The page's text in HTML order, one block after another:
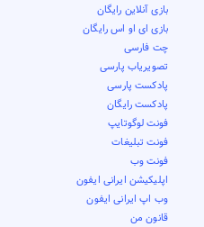
بازی آنلاین رایگان
بازی ای او اس رایگان
چت فارسی
تصویریاب پارسی
پادکست پارسی
پادکست رایگان
فونت لوگوتایپ
فونت تبلیغات
فونت وب
اپلیکیشن ایرانی ایفون
وب اپ ایرانی ایفون
قانون من